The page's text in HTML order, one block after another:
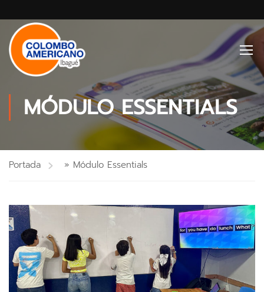
MÓDULO ESSENTIALS
Portada » Módulo Essentials